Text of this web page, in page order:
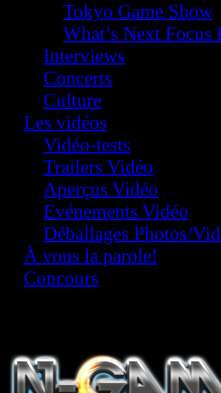
Tokyo Game Show
What’s Next
Interviews
Concerts
Culture
Les vidéos
Vidéo-tests
Trailers Vidéo
Aperçus Vidéo
Evénements Vidéo
Déballages Photos/
À vous la parole!
Concours